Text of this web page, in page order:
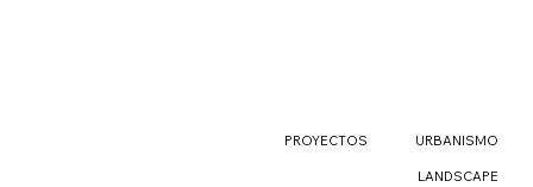
PROYECTOS URBANISMO
LANDSCAPE